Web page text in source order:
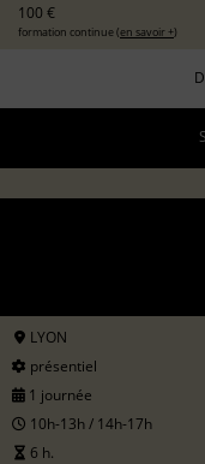
100 €
formation continue (en savoir +)
LYON
présentiel
1 journée
10h-13h / 14h-17h
6 h.